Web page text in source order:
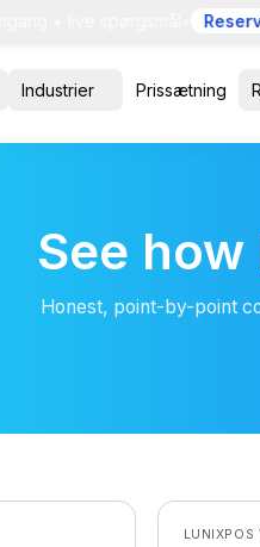
Industrier Prissætning
See
Honest, point-by-point
LUNIXPOS